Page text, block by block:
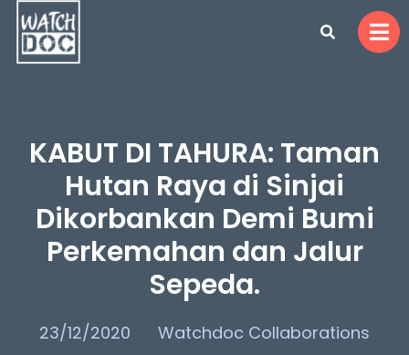
KABUT DI TAHURA: Taman
Hutan Raya di Sinjai
Dikorbankan Demi Bumi
Perkemahan dan Jalur
Sepeda.
23/12/2020 Watchdoc Collaborations